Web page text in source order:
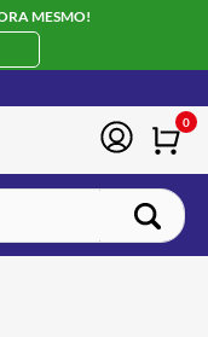
MESMO!
0